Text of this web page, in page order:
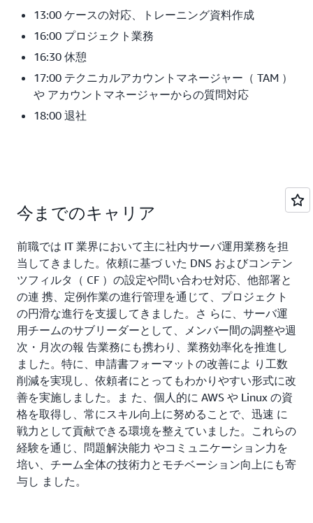
13:00 ケースの対応、トレーニング資料作成
16:00 プロジェクト業務
16:30 休憩
17:00 テクニカルアカウントマネージャー（ TAM ）
や アカウントマネージャーからの質問対応
18:00 退社
今までのキャリア
前職では IT 業界において主に社内サーバ運用業務を担
当してきました。依頼に基づ いた DNS およびコンテン
ツフィルタ（ CF ）の設定や問い合わせ対応、他部署と
の連 携、定例作業の進行管理を通じて、プロジェクト
の円滑な進行を支援してきました。さ らに、サーバ運
用チームのサブリーダーとして、メンバー間の調整や週
次・月次の報 告業務にも携わり、業務効率化を推進し
ました。特に、申請書フォーマットの改善によ り工数
削減を実現し、依頼者にとってもわかりやすい形式に改
善を実施しました。ま た、個人的に AWS や Linux の資
格を取得し、常にスキル向上に努めることで、迅速 に
戦力として貢献できる環境を整えていました。これらの
経験を通じ、問題解決能力 やコミュニケーション力を
培い、チーム全体の技術力とモチベーション向上にも寄
与し ました。